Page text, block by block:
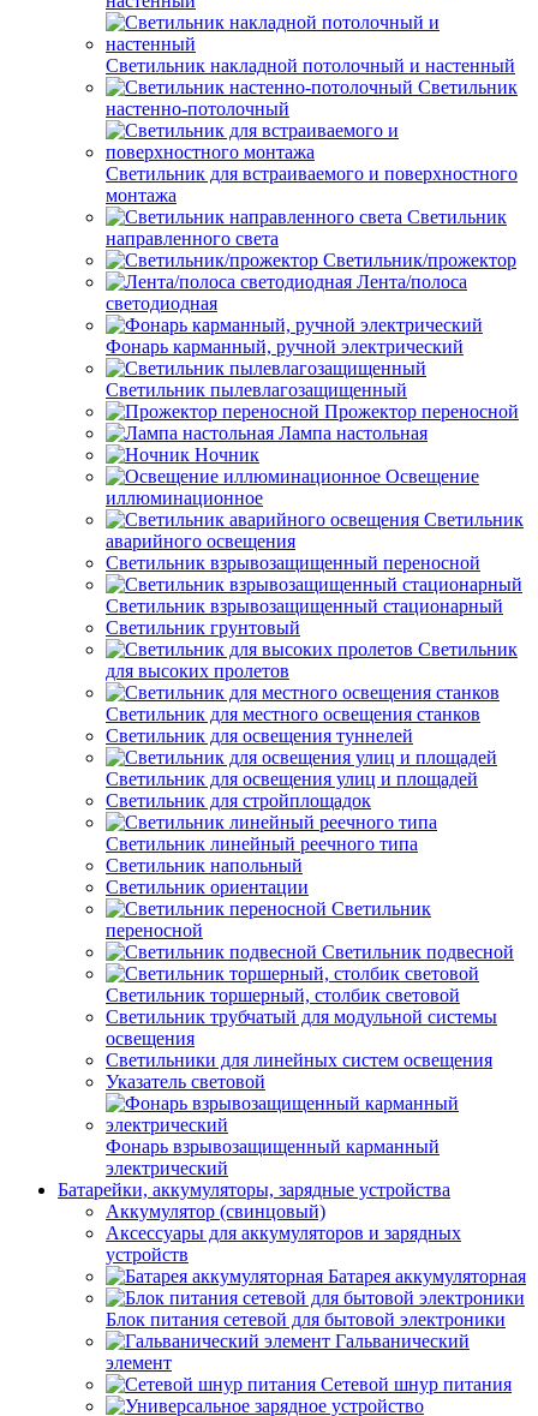
Светильник накладной потолочный и настенный
Светильник
настенно-потолочный
Светильник для встраиваемого и поверхностного
монтажа
Светильник
направленного света
Светильник/прожектор
Лента/полоса
светодиодная
Фонарь карманный, ручной электрический
Светильник пылевлагозащищенный
Прожектор переносной
Лампа настольная
Ночник
Освещение
иллюминационное
Светильник
аварийного освещения
Светильник взрывозащищенный переносной
Светильник взрывозащищенный стационарный
Светильник грунтовый
Светильник
для высоких пролетов
Светильник для местного освещения станков
Светильник для освещения туннелей
Светильник для освещения улиц и площадей
Светильник для стройплощадок
Светильник линейный реечного типа
Светильник напольный
Светильник ориентации
Светильник
переносной
Светильник подвесной
Светильник торшерный, столбик световой
Светильник трубчатый для модульной системы
освещения
Светильники для линейных систем освещения
Указатель световой
Фонарь взрывозащищенный карманный
электрический
Батарейки, аккумуляторы, зарядные устройства
Аккумулятор (свинцовый)
Аксессуары для аккумуляторов и зарядных
устройств
Батарея аккумуляторная
Блок питания сетевой для бытовой электроники
Гальванический
элемент
Сетевой шнур питания